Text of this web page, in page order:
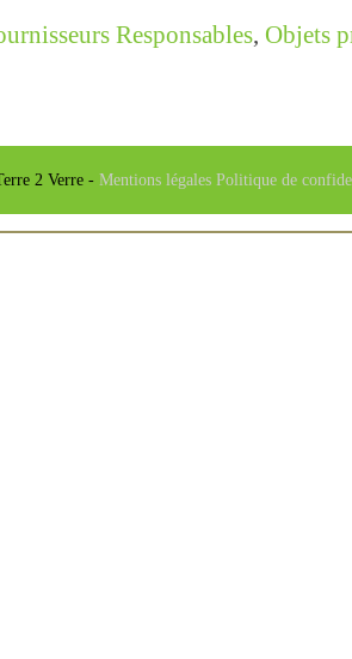
Responsables, Objets
2 Verre - Mentions légales Politique de